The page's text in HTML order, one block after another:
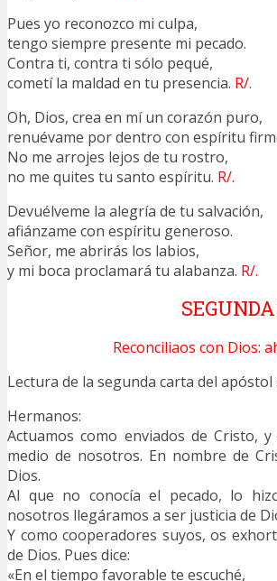
Pues yo reconozco mi culpa,
tengo siempre presente mi pecado.
Contra ti, contra ti sólo pequé,
cometí la maldad en tu presencia. R/.
Oh, Dios, crea en mí un corazón puro,
renuévame por dentro con espíritu
No me arrojes lejos de tu rostro,
no me quites tu santo espíritu. R/.
Devuélveme la alegría de tu salvación,
afiánzame con espíritu generoso.
Señor, me abrirás los labios,
y mi boca proclamará tu alabanza. R/.
Reconciliaos con Dios:
Lectura de la segunda carta del
Hermanos:
Actuamos como enviados de Cristo,
medio de nosotros. En nombre de
Dios.
Al que no conocía el pecado, lo
nosotros llegáramos a ser justicia de
Y como cooperadores suyos, os
de Dios. Pues dice:
«En el tiempo favorable te escuché,